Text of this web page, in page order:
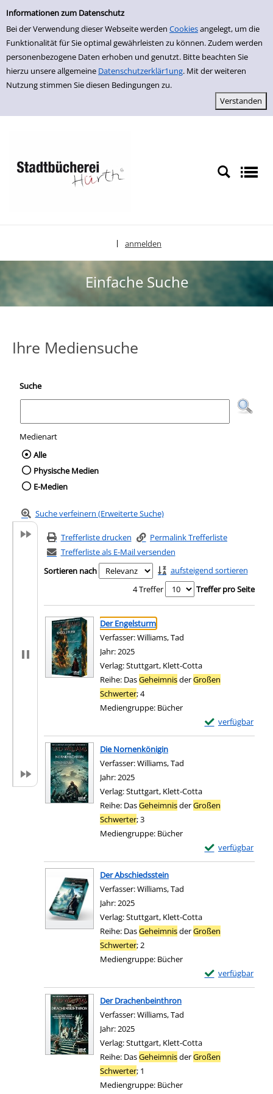
Einfache Suche
Informationen zum Datenschutz
Bei der Verwendung dieser Webseite werden Cookiesangelegt, um die
Funktionalität für Sie optimal gewährleisten zu können. Zudem werden
personenbezogene Daten erhoben und genutzt. Bitte beachten Sie
hierzu unsere allgemeine Datenschutzerklär1ung. Mit der weiteren
Nutzung stimmen Sie diesen Bedingungen zu.
zur Navigation springen
zum Inhalt springen
Zu den Suchfiltern springen
Zur Trefferliste springen
anmelden
Einfache Suche
Ihre Mediensuche
Suche
Medienart
Wählen Sie die Medienart nach der Sie
Alle
Physische Medien
E-Medien
Suche verfeinern (Erweiterte Suche)
Trefferliste drucken
Permalink Trefferliste
Trefferliste als E-Mail versenden
Sortieren nach
aufsteigend sortieren
4 Treffer
Treffer pro Seite
Suchergebnis
Zu den Suchfiltern springen
Der Engelsturm
Verfasser:Williams, Tad
Jahr:2025
Verlag:Stuttgart, Klett-Cotta
Reihe: DasGeheimnisderGroßen
Schwerter; 4
Mediengruppe: Bücher
verfügbar
Exemplar-Details
Zum Download
Die Nornenkönigin
Verfasser:Williams, Tad
Jahr:2025
Verlag:Stuttgart, Klett-Cotta
Reihe: DasGeheimnisderGroßen
Schwerter; 3
Mediengruppe: Bücher
verfügbar
Exemplar-
Zum Download
Der Abschiedsstein
Verfasser:Williams, Tad
Jahr:2025
Verlag:Stuttgart, Klett-Cotta
Reihe: DasGeheimnisderGroßen
Schwerter; 2
Mediengruppe: Bücher
verfügbar
Exemplar-Details
Zum Download
Der Drachenbeinthron
Verfasser:Williams, Tad
Jahr:2025
Verlag:Stuttgart, Klett-Cotta
Reihe: DasGeheimnisderGroßen
Schwerter; 1
Mediengruppe: Bücher